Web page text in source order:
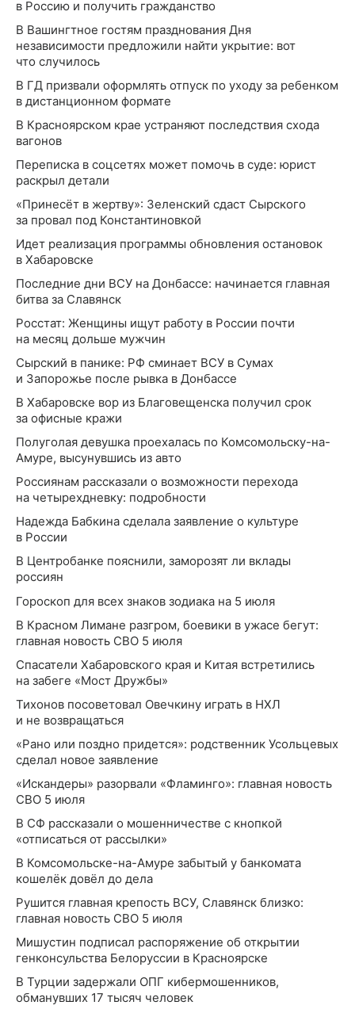
в Россию и получить гражданство
В Вашингтное гостям празднования Дня
независимости предложили найти укрытие: вот
что случилось
В ГД призвали оформлять отпуск по уходу за ребенком
в дистанционном формате
В Красноярском крае устраняют последствия схода
вагонов
Переписка в соцсетях может помочь в суде: юрист
раскрыл детали
«Принесёт в жертву»: Зеленский сдаст Сырского
за провал под Константиновкой
Идет реализация программы обновления остановок
в Хабаровске
Последние дни ВСУ на Донбассе: начинается главная
битва за Славянск
Росстат: Женщины ищут работу в России почти
на месяц дольше мужчин
Сырский в панике: РФ сминает ВСУ в Сумах
и Запорожье после рывка в Донбассе
В Хабаровске вор из Благовещенска получил срок
за офисные кражи
Полуголая девушка проехалась по Комсомольску-на-
Амуре, высунувшись из авто
Россиянам рассказали о возможности перехода
на четырехдневку: подробности
Надежда Бабкина сделала заявление о культуре
в России
В Центробанке пояснили, заморозят ли вклады
россиян
Гороскоп для всех знаков зодиака на 5 июля
В Красном Лимане разгром, боевики в ужасе бегут:
главная новость СВО 5 июля
Спасатели Хабаровского края и Китая встретились
на забеге «Мост Дружбы»
Тихонов посоветовал Овечкину играть в НХЛ
и не возвращаться
«Рано или поздно придется»: родственник Усольцевых
сделал новое заявление
«Искандеры» разорвали «Фламинго»: главная новость
СВО 5 июля
В СФ рассказали о мошенничестве с кнопкой
«отписаться от рассылки»
В Комсомольске-на-Амуре забытый у банкомата
кошелёк довёл до дела
Рушится главная крепость ВСУ, Славянск близко:
главная новость СВО 5 июля
Мишустин подписал распоряжение об открытии
генконсульства Белоруссии в Красноярске
В Турции задержали ОПГ кибермошенников,
обманувших 17 тысяч человек